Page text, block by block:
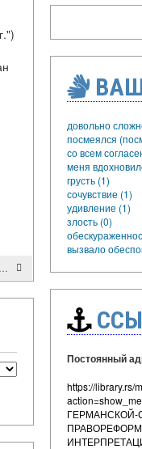
АГРЕССИЯ ИТАЛИИ В ЭФИОПИИ И ЕЕ ПОСЛЕДСТВИЯ
довольно
посмеялся
со всем
меня
грусть (1)
сочувствие (1)
удивление (1)
злость (0)
вызвало
Постоянный
https://library.rs/
ГЕРМАНСКОЙ-